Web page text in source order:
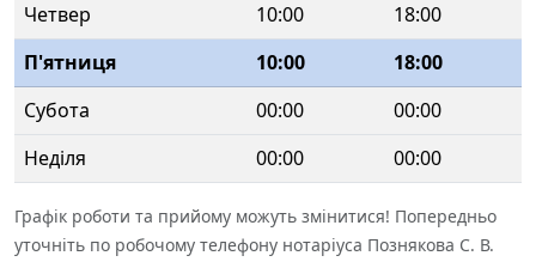
Четвер
10:00
18:00
П'ятниця
10:00
18:00
Субота
00:00
00:00
Неділя
00:00 00:00
Графік роботи та прийому можуть змінитися! Попередньо
уточніть по робочому телефону нотаріуса Познякова С. В.